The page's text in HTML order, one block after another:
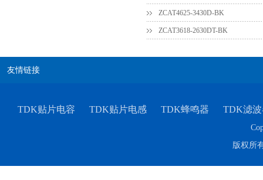
ZCAT4625-3430D-BK
ZCAT3618-2630DT-BK
友情链接
TDK贴片电容 TDK贴片电感 TDK蜂鸣器 TDK滤
版权所